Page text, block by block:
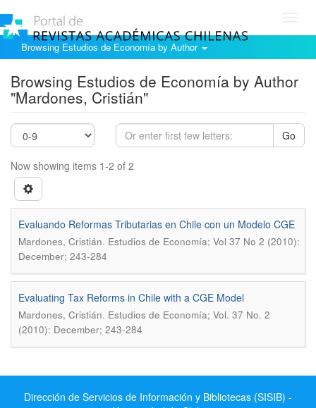
Browsing Estudios de Economía by Author
Browsing Estudios de Economía by Author
"Mardones, Cristián"
Go
Now showing items 1-2 of 2
Evaluando Reformas Tributarias en Chile con un Modelo CGE
Mardones, Cristián. Estudios de Economía; Vol 37 No 2 (2010):
December; 243-284
Evaluating Tax Reforms in Chile with a CGE Model
Mardones, Cristián. Estudios de Economía; Vol. 37 No. 2
(2010): December; 243-284
Dirección de Servicios de Información y Bibliotecas (SISIB) -